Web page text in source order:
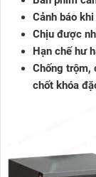
Cảnh báo
Chịu được
Hạn chế hư
Chống trộm,
chốt khóa